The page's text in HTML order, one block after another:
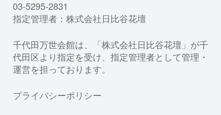
03-5295-2831
指定管理者：株式会社日比谷花壇
千代田万世会館は、「株式会社日比谷花壇」が千
代田区より指定を受け、指定管理者として管理・
運営を担っております。
プライバシーポリシー